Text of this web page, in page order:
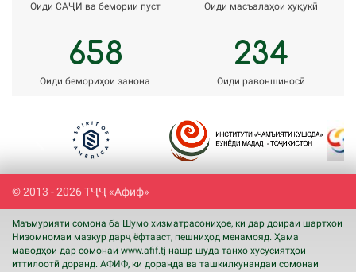
Оиди САҶИ ва бемории пуст Оиди масъалаҳои ҳуқукӣ
658
Оиди бемориҳои занона
234
Оиди равоншиносӣ
Next
© 2013 - 2026 ТҶҶ «Афиф»
Маъмурияти сомона ба Шумо хизматрасониҳое, ки дар доираи шартҳои
Низомномаи мазкур дарҷ ёфтааст, пешниҳод менамояд. Ҳама
маводҳои дар сомонаи www.afif.tj нашр шуда танҳо хусусиятҳои
иттилоотӣ доранд. АФИФ, ки доранда ва ташкилкунандаи сомонаи